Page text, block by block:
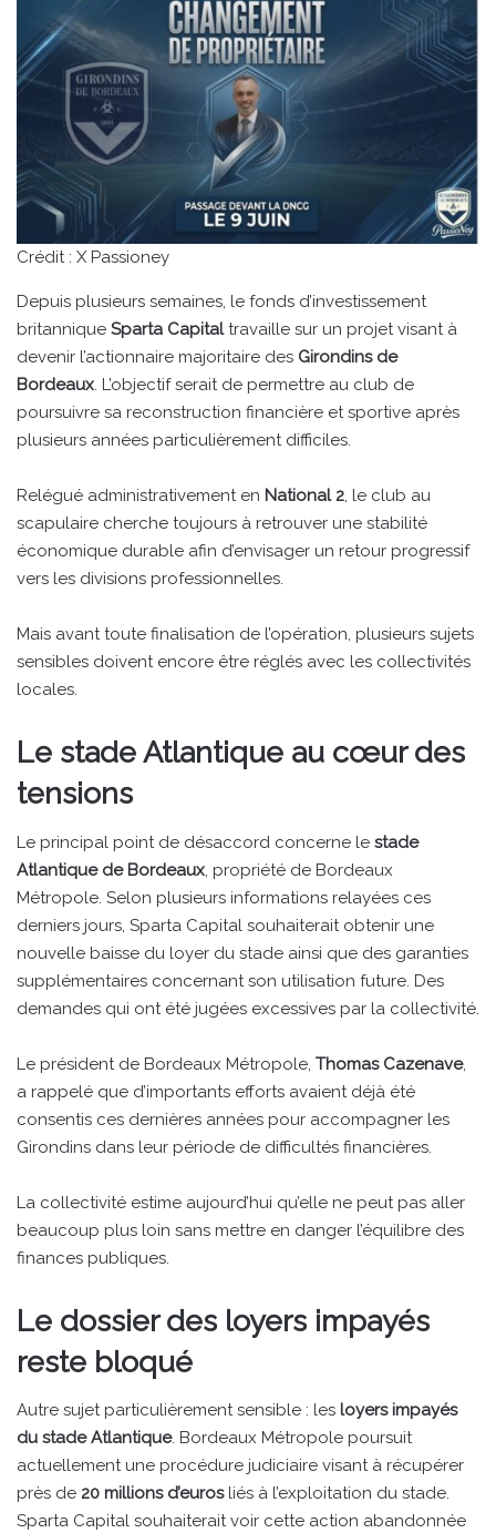
Crédit : X Passioney
Depuis plusieurs semaines, le fonds d’investissement
britannique Sparta Capitaltravaille sur un projet visant à
devenir l’actionnaire majoritaire des Girondins de
Bordeaux. L’objectif serait de permettre au club de
poursuivre sa reconstruction financière et sportive après
plusieurs années particulièrement difficiles.
Relégué administrativement en National 2, le club au
scapulaire cherche toujours à retrouver une stabilité
économique durable afin d’envisager un retour progressif
vers les divisions professionnelles.
Mais avant toute finalisation de l’opération, plusieurs sujets
sensibles doivent encore être réglés avec les collectivités
locales.
Le stade Atlantique au cœur des
tensions
Le principal point de désaccord concerne le stade
Atlantique de Bordeaux, propriété de Bordeaux
Métropole. Selon plusieurs informations relayées ces
derniers jours, Sparta Capital souhaiterait obtenir une
nouvelle baisse du loyer du stade ainsi que des garanties
supplémentaires concernant son utilisation future. Des
demandes qui ont été jugées excessives par la collectivité.
Le président de Bordeaux Métropole, Thomas Cazenave,
a rappelé que d’importants efforts avaient déjà été
consentis ces dernières années pour accompagner les
Girondins dans leur période de difficultés financières.
La collectivité estime aujourd’hui qu’elle ne peut pas aller
beaucoup plus loin sans mettre en danger l’équilibre des
finances publiques.
Le dossier des loyers impayés
reste bloqué
Autre sujet particulièrement sensible : les loyers impayés
du stade Atlantique. Bordeaux Métropole poursuit
actuellement une procédure judiciaire visant à récupérer
près de 20 millions d’eurosliés à l’exploitation du stade.
Sparta Capital souhaiterait voir cette action abandonnée